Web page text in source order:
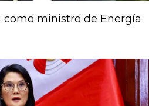
ministro de Energía